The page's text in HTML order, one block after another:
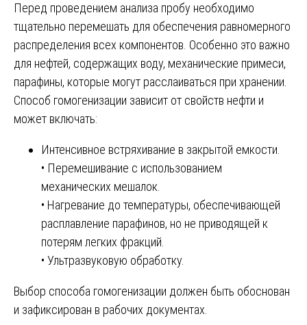
Перед проведением анализа пробу необходимо
тщательно перемешать для обеспечения равномерного
распределения всех компонентов. Особенно это важно
для нефтей, содержащих воду, механические примеси,
парафины, которые могут расслаиваться при хранении.
Способ гомогенизации зависит от свойств нефти и
может включать:
Интенсивное встряхивание в закрытой емкости.
• Перемешивание с использованием
механических мешалок.
• Нагревание до температуры, обеспечивающей
расплавление парафинов, но не приводящей к
потерям легких фракций.
• Ультразвуковую обработку.
Выбор способа гомогенизации должен быть обоснован
и зафиксирован в рабочих документах.